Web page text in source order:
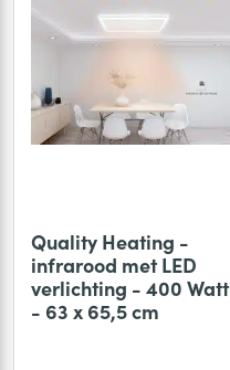
Quality Heating -
infrarood met LED
verlichting - 400 Watt
- 63 x 65,5 cm